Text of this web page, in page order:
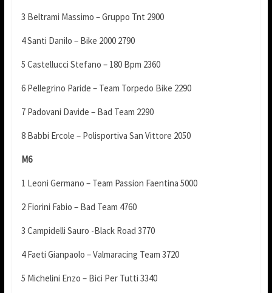
3 Beltrami Massimo – Gruppo Tnt 2900
4 Santi Danilo – Bike 2000 2790
5 Castellucci Stefano – 180 Bpm 2360
6 Pellegrino Paride – Team Torpedo Bike 2290
7 Padovani Davide – Bad Team 2290
8 Babbi Ercole – Polisportiva San Vittore 2050
M6
1 Leoni Germano – Team Passion Faentina 5000
2 Fiorini Fabio – Bad Team 4760
3 Campidelli Sauro -Black Road 3770
4 Faeti Gianpaolo – Valmaracing Team 3720
5 Michelini Enzo – Bici Per Tutti 3340